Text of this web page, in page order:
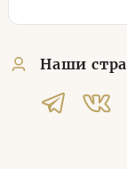
Наши